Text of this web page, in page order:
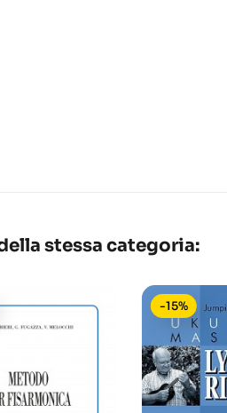
stessa categoria:
-15%